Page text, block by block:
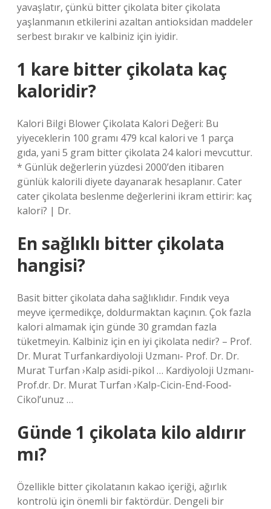
yavaşlatır, çünkü bitter çikolata biter çikolata
yaşlanmanın etkilerini azaltan antioksidan maddeler
serbest bırakır ve kalbiniz için iyidir.
1 kare bitter çikolata kaç
kaloridir?
Kalori Bilgi Blower Çikolata Kalori Değeri: Bu
yiyeceklerin 100 gramı 479 kcal kalori ve 1 parça
gıda, yani 5 gram bitter çikolata 24 kalori mevcuttur.
* Günlük değerlerin yüzdesi 2000’den itibaren
günlük kalorili diyete dayanarak hesaplanır. Cater
cater çikolata beslenme değerlerini ikram ettirir: kaç
kalori? | Dr.
En sağlıklı bitter çikolata
hangisi?
Basit bitter çikolata daha sağlıklıdır. Fındık veya
meyve içermedikçe, doldurmaktan kaçının. Çok fazla
kalori almamak için günde 30 gramdan fazla
tüketmeyin. Kalbiniz için en iyi çikolata nedir? – Prof.
Dr. Murat Turfankardiyoloji Uzmanı- Prof. Dr. Dr.
Murat Turfan ›Kalp asidi-pikol … Kardiyoloji Uzmanı-
Prof.dr. Dr. Murat Turfan ›Kalp-Cicin-End-Food-
Cikol’unuz …
Günde 1 çikolata kilo aldırır
mı?
Özellikle bitter çikolatanın kakao içeriği, ağırlık
kontrolü için önemli bir faktördür. Dengeli bir